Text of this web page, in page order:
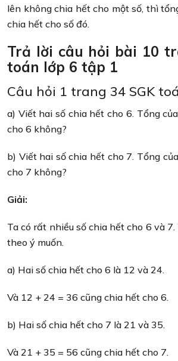
lên không chia hết cho một số, thì
chia hết cho số đó.
Trả lời câu hỏi bài 10
toán lớp 6 tập 1
Câu hỏi 1 trang 34 SGK
a) Viết hai số chia hết cho 6. Tổng
cho 6 không?
b) Viết hai số chia hết cho 7. Tổng
cho 7 không?
Giải:
Ta có rất nhiều số chia hết cho 6 và
theo ý muốn.
a) Hai số chia hết cho 6 là 12 và 24.
Và 12 + 24 = 36 cũng chia hết cho 6.
b) Hai số chia hết cho 7 là 21 và 35.
Và 21 + 35 = 56 cũng chia hết cho 7.